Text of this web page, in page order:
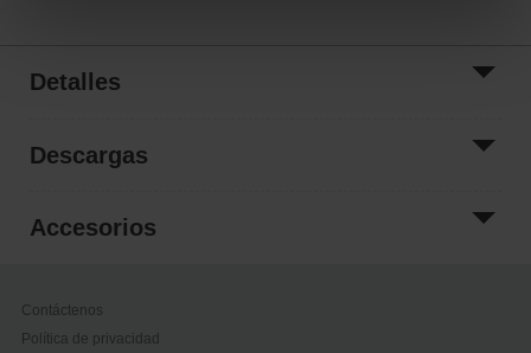
Detalles
Descargas
Accesorios
Contáctenos
Política de privacidad